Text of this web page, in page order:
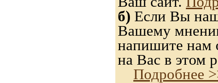
б) Если Вы
Вашему
напишите нам
на Вас в этом
Подробнее